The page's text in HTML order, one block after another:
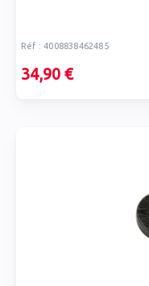
Réf : 4008838462485
34,90 €